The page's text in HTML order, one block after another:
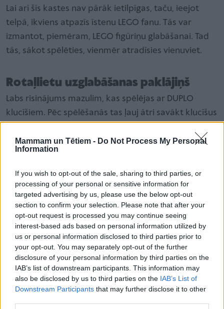
Mammam un Tētiem - Do Not Process My Personal
Information
If you wish to opt-out of the sale, sharing to third parties, or
processing of your personal or sensitive information for
targeted advertising by us, please use the below opt-out
section to confirm your selection. Please note that after your
opt-out request is processed you may continue seeing
interest-based ads based on personal information utilized by
us or personal information disclosed to third parties prior to
your opt-out. You may separately opt-out of the further
disclosure of your personal information by third parties on the
IAB’s list of downstream participants. This information may
also be disclosed by us to third parties on the IAB’s List of
Downstream Participants that may further disclose it to other
Lai arī šīs kastes nav pārāk ietilpīgas, taču, ieejot
telpā, ikviens atpazīs īstenu LEGO fanu. Tās var
izmantot, piemēram, LEGO figūriņu glabāšanai. Tad
tās, sākot spēlēties, vienmēr atradīsies vienuviet.
Rotaļlietu uzglabāšanas paklājiņš
Labs risinājums mazulim, kas spēlējas ar DUPLO
klucīšiem. Pēc spēlēšanās tas ļauj ātri savākt klucīšus
Rotaļlietu maiss – paklājiņš vienlaikus atrisina pa
paklupšanu, uzkāpšanu un ieraušanu putekļu sūcējā
mājas uzkopšanas laikā.
Līdzīgi raksti
TOP pirktākie LEGO konstruktori 2023. gadā
Ar laiku mazulis pats spēs rotaļlietas savākt
vienuviet un jums tikai atliks ar savelkošās virves